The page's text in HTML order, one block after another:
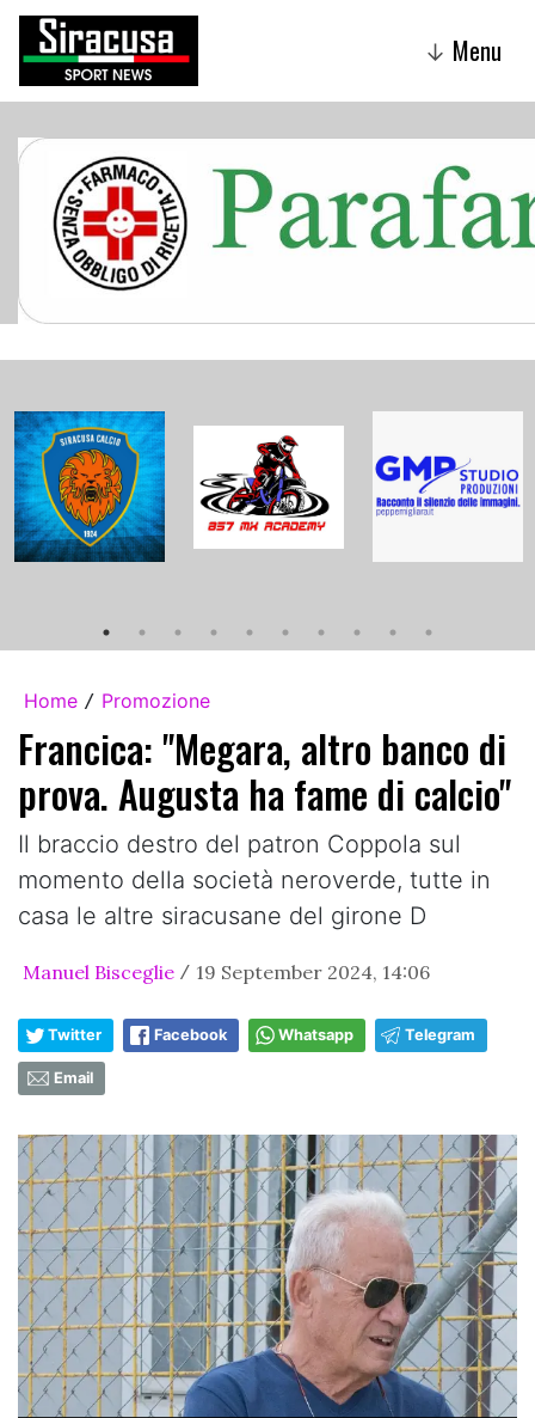
↓ Menu
Home / Promozione
Francica: "Megara, altro banco di
prova. Augusta ha fame di calcio"
Il braccio destro del patron Coppola sul
momento della società neroverde, tutte in
casa le altre siracusane del girone D
Manuel Bisceglie / 19 September 2024, 14:06
Twitter Facebook Whatsapp Telegram
Email